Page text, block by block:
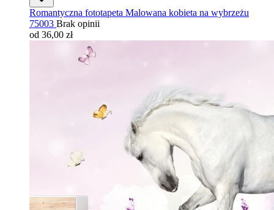
Romantyczna fototapeta Malowana kobieta na wybrzeżu
75003 Brak opinii
od 36,00 zł